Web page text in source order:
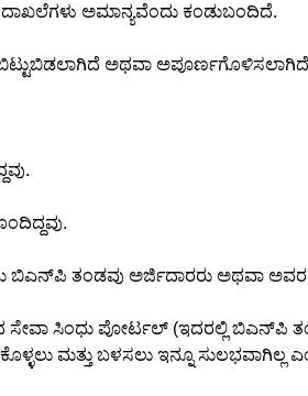
ಅಮಾನ್ಯವೆಂದು ಕಂಡುಬಂದಿದೆ.
ಅಥವಾ ಅಪೂರ್ಣಗೊಳಿಸಲಾಗಿದೆ
ಬಿಎನ್‌ಪಿ ತಂಡವು ಅರ್ಜಿದಾರರು ಅಥವಾ
ಸಿಂಧು ಪೋರ್ಟಲ್ (ಇದರಲ್ಲಿ ಬಿಎನ್‌ಪಿ
ಮತ್ತು ಬಳಸಲು ಇನ್ನೂ ಸುಲಭವಾಗಿಲ್ಲ